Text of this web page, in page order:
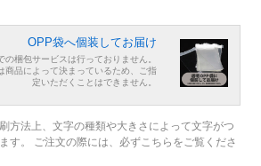
OPP袋へ個装してお届け
の梱包サービスは行っておりません。
商品によって決まっているため、ご指
定いただくことはできません。
方法上、文字の種類や大きさによって文字がつ
す。 ご注文の際には、必ずこちらをご覧くださ